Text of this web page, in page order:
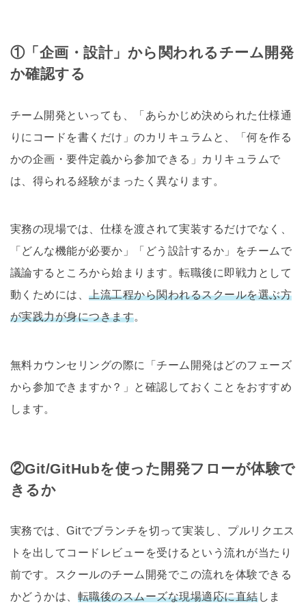
①「企画・設計」から関われるチーム開発
か確認する
チーム開発といっても、「あらかじめ決められた仕様通
りにコードを書くだけ」のカリキュラムと、「何を作る
かの企画・要件定義から参加できる」カリキュラムで
は、得られる経験がまったく異なります。
実務の現場では、仕様を渡されて実装するだけでなく、
「どんな機能が必要か」「どう設計するか」をチームで
議論するところから始まります。転職後に即戦力として
動くためには、上流工程から関われるスクールを選ぶ方
が実践力が身につきます。
無料カウンセリングの際に「チーム開発はどのフェーズ
から参加できますか？」と確認しておくことをおすすめ
します。
②Git/GitHubを使った開発フローが体験で
きるか
実務では、Gitでブランチを切って実装し、プルリクエス
トを出してコードレビューを受けるという流れが当たり
前です。スクールのチーム開発でこの流れを体験できる
かどうかは、 転職後のスムーズな現場適応に直結しま